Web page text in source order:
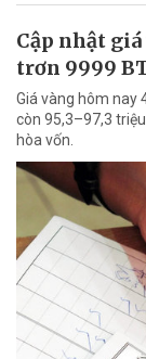
Cập nhật giá
trơn 9999
Giá vàng hôm nay
còn 95,3–97,3
hòa vốn.